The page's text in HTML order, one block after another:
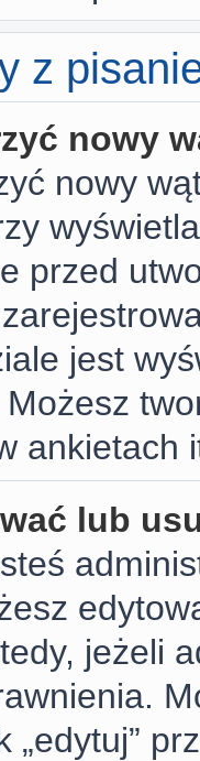
z
nowy
nowy
przed
jest
Możesz
ankietach
lub
jeżeli
„edytuj”